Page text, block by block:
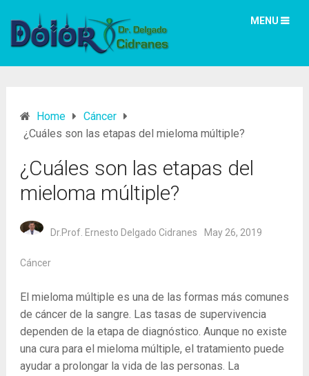
MENU
Home
Cáncer
¿Cuáles son las etapas del mieloma múltiple?
¿Cuáles son las etapas del
mieloma múltiple?
Dr.Prof. Ernesto Delgado Cidranes May 26, 2019
Cáncer
El mieloma múltiple es una de las formas más comunes
de cáncer de la sangre. Las tasas de supervivencia
dependen de la etapa de diagnóstico. Aunque no existe
una cura para el mieloma múltiple, el tratamiento puede
ayudar a prolongar la vida de las personas. La